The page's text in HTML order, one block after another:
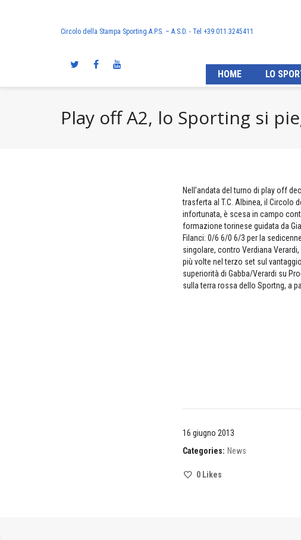
Circolo della Stampa Sporting A.P.S. – A.S.D. - Tel +39.011.3245411
HOME LO
Play off A2, lo Sporting si
Nell’andata del turno di play off
trasferta al T.C. Albinea, il Circolo
infortunata, è scesa in campo
formazione torinese guidata da
Filanci: 0/6 6/0 6/3 per la
singolare, contro Verdiana
più volte nel terzo set sul
superiorità di Gabba/Verardi su
sulla terra rossa dello Sportng, a
16 giugno 2013
Categories: News
0 Likes